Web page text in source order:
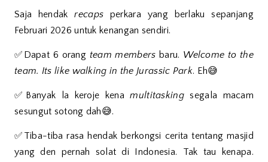
Saja hendakrecaps perkara yang berlaku sepanjang
Februari 2026 untuk kenangan sendiri.
✅Dapat 6 orang team members baru. Welcome to the
team. Its like walking in the Jurassic Park. Eh😅
✅Banyak la keroje kenamultitaskingsegala macam
sesungut sotong dah😅.
✅Tiba-tiba rasa hendak berkongsi cerita tentang masjid
yang den pernah solat di Indonesia. Tak tau kenapa.